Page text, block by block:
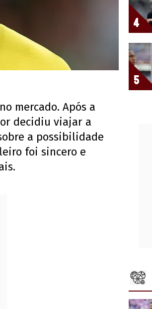
mercado. Após a
decidiu viajar a
a possibilidade
foi sincero e
4
5